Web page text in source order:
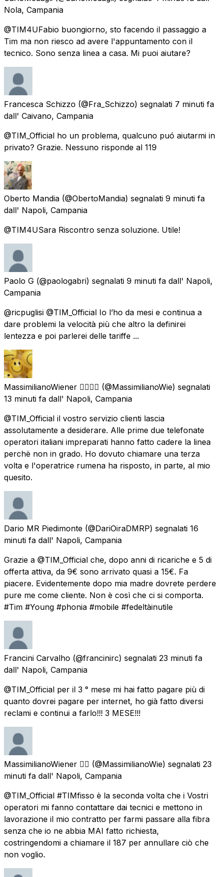
Nola, Campania
@TIM4UFabio buongiorno, sto facendo il passaggio a
Tim ma non riesco ad avere l'appuntamento con il
tecnico. Sono senza linea a casa. Mi puoi aiutare?
Francesca Schizzo (@Fra_Schizzo) segnalati 7 minuti fa
dall' Caivano, Campania
@TIM_Official ho un problema, qualcuno puó aiutarmi in
privato? Grazie. Nessuno risponde al 119
Oberto Mandia (@ObertoMandia) segnalati 9 minuti fa
dall' Napoli, Campania
@TIM4USara Riscontro senza soluzione. Utile!
Paolo G (@paologabri) segnalati 9 minuti fa dall' Napoli,
Campania
@ricpuglisi @TIM_Official Io l’ho da mesi e continua a
dare problemi la velocità più che altro la definirei
lentezza e poi parlerei delle tariffe ...
MassimilianoWiener 🏳️‍🌈🇮🇹 (@MassimilianoWie) segnalati
13 minuti fa dall' Napoli, Campania
@TIM_Official il vostro servizio clienti lascia
assolutamente a desiderare. Alle prime due telefonate
operatori italiani impreparati hanno fatto cadere la linea
perchè non in grado. Ho dovuto chiamare una terza
volta e l'operatrice rumena ha risposto, in parte, al mio
quesito.
Dario MR Piedimonte (@DariOiraDMRP) segnalati 16
minuti fa dall' Napoli, Campania
Grazie a @TIM_Official che, dopo anni di ricariche e 5 di
offerta attiva, da 9€ sono arrivato quasi a 15€. Fa
piacere. Evidentemente dopo mia madre dovrete perdere
pure me come cliente. Non è così che ci si comporta.
#Tim #Young #phonia #mobile #fedeltàinutile
Francini Carvalho (@francinirc) segnalati 23 minuti fa
dall' Napoli, Campania
@TIM_Official per il 3 ° mese mi hai fatto pagare più di
quanto dovrei pagare per internet, ho già fatto diversi
reclami e continui a farlo!!! 3 MESE!!!
MassimilianoWiener 🏳️‍🌈 (@MassimilianoWie) segnalati 23
minuti fa dall' Napoli, Campania
@TIM_Official #TIMfisso è la seconda volta che i Vostri
operatori mi fanno contattare dai tecnici e mettono in
lavorazione il mio contratto per farmi passare alla fibra
senza che io ne abbia MAI fatto richiesta,
costringendomi a chiamare il 187 per annullare ciò che
non voglio.